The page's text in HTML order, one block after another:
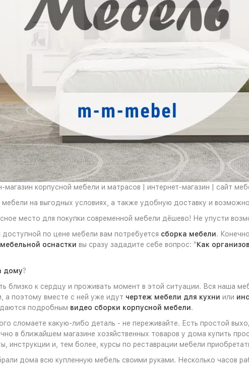
магазин корпусной мебели и матрасов | интернет-магазин | сайт
на выгодных условиях, а также удобную доставку и
место для покупки современной мебели дёшево! Не упусти
по цене мебели вам потребуется сборка мебели.
мебельной оснастки вы сразу зададите себе вопрос: "Как
дому?
к сердцу и проживать момент в этой ситуации. Вся наша
а поэтому вместе с ней уже идут чертеж мебели для кухни или
подробным видео сборки корпусной мебели.
сломаете какую-либо деталь - не переживайте. Есть простой
в ближайшем магазине хозяйственных товаров у дома купить
инструкции и, тем более, курсы по реставрации мебели
дома всю купленную мебель своими руками. Несколько часов